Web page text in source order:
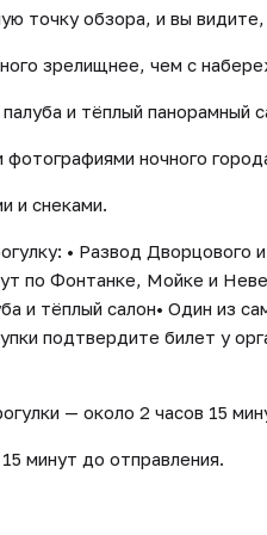
точку обзора, и вы
зрелищнее, чем с
и тёплый панорамный
ночного
и снеками.
• Развод
по Фонтанке, Мойке и
и тёплый салон• Один из
подтвердите билет у
— около 2 часов 15
минут до отправления.